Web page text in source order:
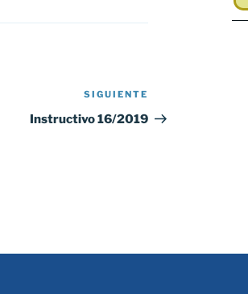
entrada
SIGUIENTE
Instructivo 16/2019